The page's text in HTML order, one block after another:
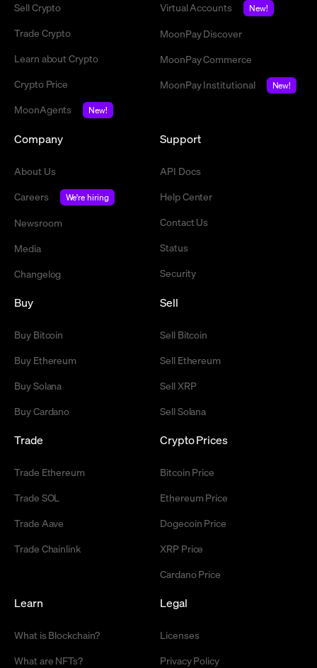
Sell Crypto
Trade Crypto
Learn about Crypto
Crypto Price
MoonAgents
New!
Virtual Accounts
New!
MoonPay Discover
MoonPay Commerce
MoonPay Institutional
New!
Company
About Us
Careers
We're hiring
Newsroom
Media
Changelog
Support
API Docs
Help Center
Contact Us
Status
Security
Buy
Buy Bitcoin
Buy Ethereum
Buy Solana
Buy Cardano
Sell
Sell Bitcoin
Sell Ethereum
Sell XRP
Sell Solana
Trade
Trade Ethereum
Trade SOL
Trade Aave
Trade Chainlink
Crypto Prices
Bitcoin Price
Ethereum Price
Dogecoin Price
XRP Price
Cardano Price
Learn
What is Blockchain?
What are NFTs?
Legal
Licenses
Privacy Policy